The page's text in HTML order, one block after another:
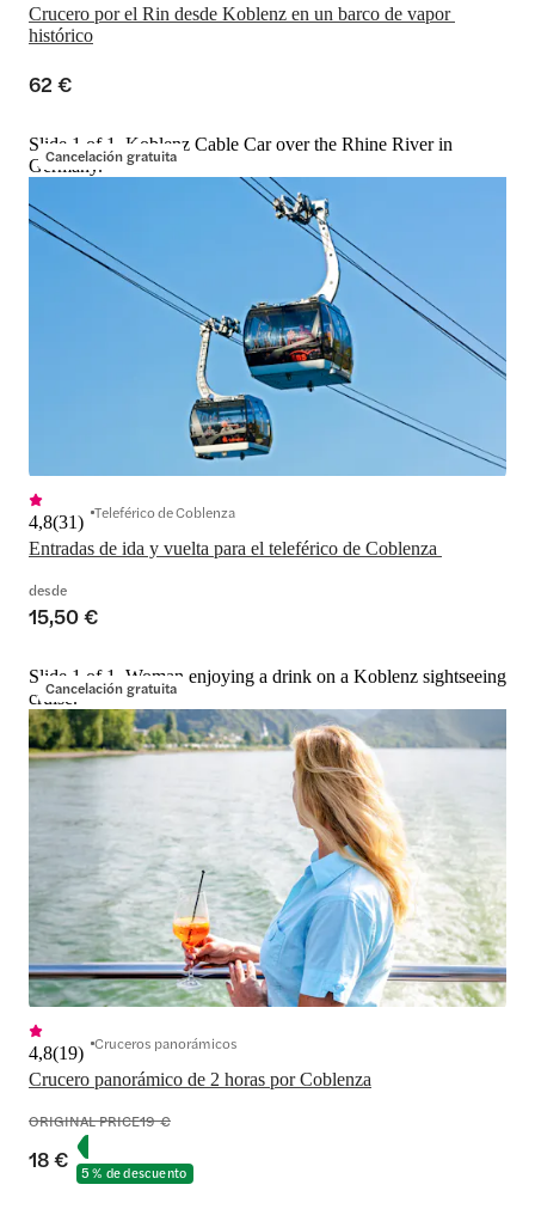
Crucero por el Rin desde Koblenz en un barco de vapor
histórico
62 €
Cancelación gratuita
Slide 1 of 1, Koblenz Cable Car over the Rhine River in
Germany.
4,8(31) Teleférico de Coblenza
desde
15,50 €
Cancelación gratuita
Slide 1 of 1, Woman enjoying a drink on a Koblenz sightseeing
cruise.
Crucero panorámico de 2 horas por Coblenza
4,8(19) Cruceros panorámicos
ORIGINAL PRICE19 €
18 € 5 % de descuento